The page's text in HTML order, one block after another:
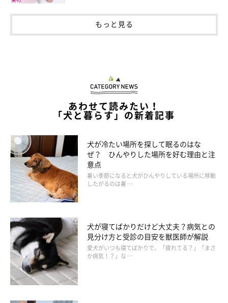
近隣とのつながりと助け合いがいかに大切かも実感
もっと見る
あわせて読みたい！
「犬と暮らす」の新着記事
犬が冷たい場所を探して眠るのはな
ぜ？ ひんやりした場所を好む理由と注
意点
暑い季節になると犬がひんやりしている場所に移動
したがるのは暑 …
犬が寝てばかりだけど大丈夫？病気との
見分け方と受診の目安を獣医師が解説
愛犬がいつも寝てばかりで、「疲れてる？」「まさ
か病気！？」な …